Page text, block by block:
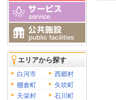
エリアから探す
白河市
西郷村
棚倉町
矢吹町
天栄村
石川町